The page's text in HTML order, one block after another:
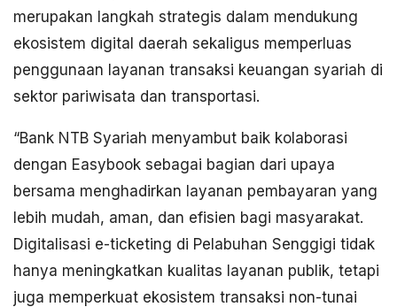
merupakan langkah strategis dalam mendukung
ekosistem digital daerah sekaligus memperluas
penggunaan layanan transaksi keuangan syariah di
sektor pariwisata dan transportasi.
“Bank NTB Syariah menyambut baik kolaborasi
dengan Easybook sebagai bagian dari upaya
bersama menghadirkan layanan pembayaran yang
lebih mudah, aman, dan efisien bagi masyarakat.
Digitalisasi e-ticketing di Pelabuhan Senggigi tidak
hanya meningkatkan kualitas layanan publik, tetapi
juga memperkuat ekosistem transaksi non-tunai